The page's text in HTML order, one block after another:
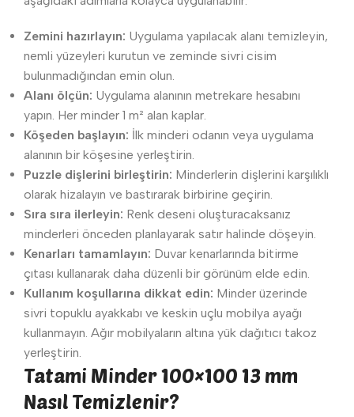
Zemini hazırlayın: Uygulama yapılacak alanı temizleyin,
nemli yüzeyleri kurutun ve zeminde sivri cisim
bulunmadığından emin olun.
Alanı ölçün: Uygulama alanının metrekare hesabını
yapın. Her minder 1 m² alan kaplar.
Köşeden başlayın: İlk minderi odanın veya uygulama
alanının bir köşesine yerleştirin.
Puzzle dişlerini birleştirin: Minderlerin dişlerini karşılıklı
olarak hizalayın ve bastırarak birbirine geçirin.
Sıra sıra ilerleyin: Renk deseni oluşturacaksanız
minderleri önceden planlayarak satır halinde döşeyin.
Kenarları tamamlayın: Duvar kenarlarında bitirme
çıtası kullanarak daha düzenli bir görünüm elde edin.
Kullanım koşullarına dikkat edin: Minder üzerinde
sivri topuklu ayakkabı ve keskin uçlu mobilya ayağı
kullanmayın. Ağır mobilyaların altına yük dağıtıcı takoz
yerleştirin.
Tatami Minder 100×100 13 mm
Nasıl Temizlenir?